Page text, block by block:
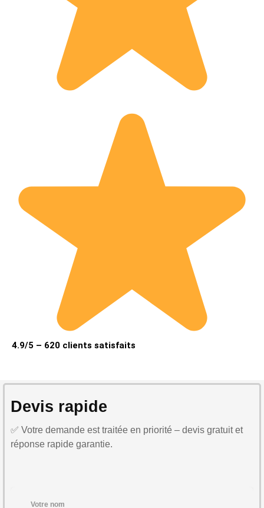
4.9/5 – 620 clients satisfaits
Devis rapide
✅ Votre demande est traitée en priorité – devis gratuit et
réponse rapide garantie.
Votre nom